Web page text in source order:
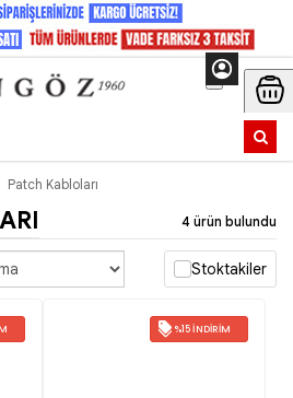
Patch Kabloları
4 ürün bulundu
Stoktakiler
%15 İNDIRIM